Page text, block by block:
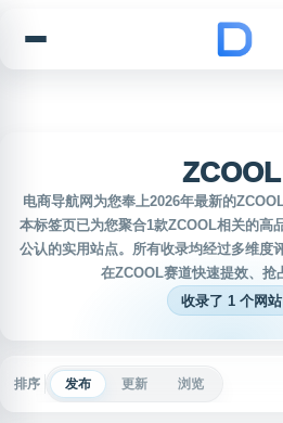
ZCOOL
电商导航网为您奉上2026年最新的
本标签页已为您聚合1款ZCOOL相关的高
公认的实用站点。所有收录均经过多维度
在ZCOOL赛道快速提效、抢
收录了 1 个网站
排序 发布 更新 浏览